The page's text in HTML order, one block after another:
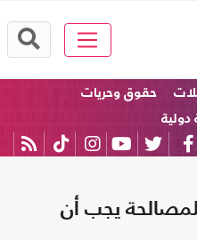
حقوق وحريات
يجب أن